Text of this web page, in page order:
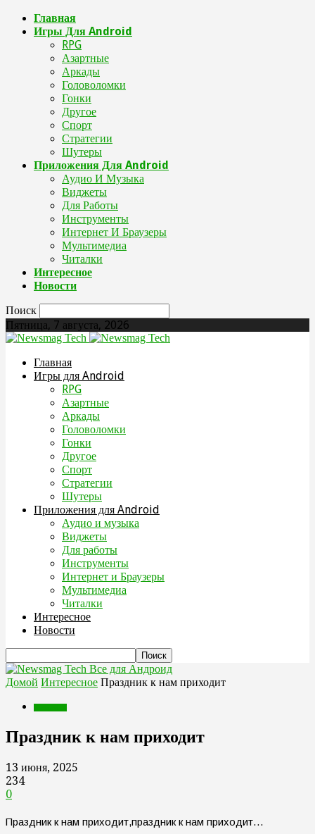
Главная
Игры Для Android
RPG
Азартные
Аркады
Головоломки
Гонки
Другое
Спорт
Стратегии
Шутеры
Приложения Для Android
Аудио И Музыка
Виджеты
Для Работы
Инструменты
Интернет И Браузеры
Мультимедиа
Читалки
Интересное
Новости
Поиск
Пятница, 7 августа, 2026
Главная
Игры для Android
RPG
Азартные
Аркады
Головоломки
Гонки
Другое
Спорт
Стратегии
Шутеры
Приложения для Android
Аудио и музыка
Виджеты
Для работы
Инструменты
Интернет и Браузеры
Мультимедиа
Читалки
Интересное
Новости
Все для Андроид
Домой Интересное Праздник к нам приходит
Праздник к нам приходит
13 июня, 2025
234
0
Праздник к нам приходит,праздник к нам приходит…